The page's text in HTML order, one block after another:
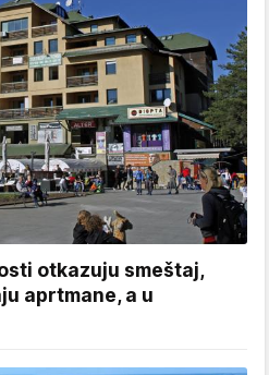
otkazuju smeštaj,
aprtmane, a u